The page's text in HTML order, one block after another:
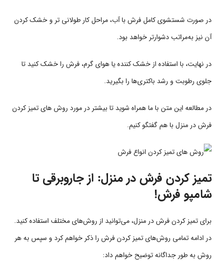
در صورت شستشوی کامل فرش با آب، مراحل کار طولانی تر و خشک کردن
آن نیز به‌مراتب دشوارتر خواهد بود.
در نهایت، با استفاده از خشک کننده یا هوای گرم، فرش را خشک کنید تا
جلوی رطوبت و رشد باکتری‌ها را بگیرید.
در مطالعه این متن با ما همراه شوید تا بیشتر در مورد روش های تمیز کردن
فرش در منزل با هم گفتگو کنیم.
تمیز کردن فرش در منزل: از جاروبرقی تا
شامپو فرش!
برای تمیز کردن فرش در منزل، می‌توانید از روش‌های مختلف استفاده کنید.
در ادامه تمامی روش‌های تمیز کردن فرش را ذکر خواهم کرد و سپس به هر
روش به طور جداگانه توضیح خواهم داد: